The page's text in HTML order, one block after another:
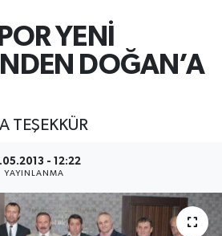
YENİ
DOĞAN’A
TEŞEKKÜR
- 12:22
YAYINLANMA